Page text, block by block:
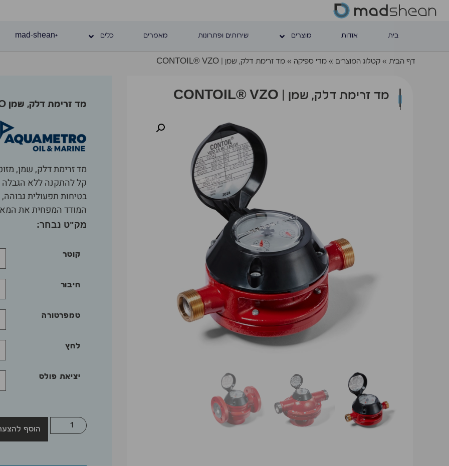
בית אודות מוצרים שירותים ופתרונות מאמרים כלים +mad-shean
דף הבית » קטלוג המוצרים » מדי ספיקה » מד זרימת דלק, שמן | CONTOIL® VZO
מד זרימת דלק, שמן | CONTOIL® VZO
מד זרימת דלק, שמן CONTOIL® VZO
מד זרימת דלק, שמן,
קל להתקנה ללא הגבלה
בטיחות תפעולית
המודד המפחית את
קוטר
חיבור
טמפרטורה
לחץ
יציאת פולס
הוסף